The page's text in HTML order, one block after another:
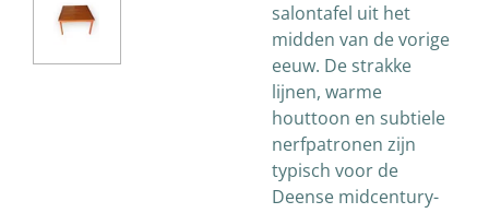
salontafel uit het
midden van de vorige
eeuw. De strakke
lijnen, warme
houttoon en subtiele
nerfpatronen zijn
typisch voor de
Deense midcentury-